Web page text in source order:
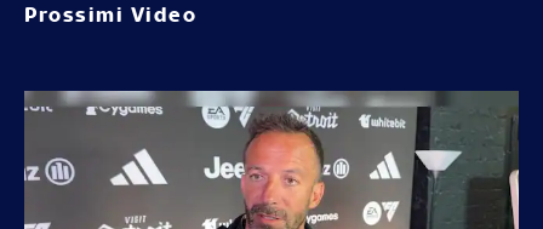
Prossimi Video